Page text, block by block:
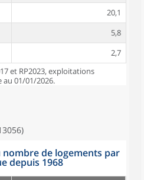
20,1
5,8
2,7
et RP2023, exploitations
01/01/2026.
nombre de logements par
depuis 1968